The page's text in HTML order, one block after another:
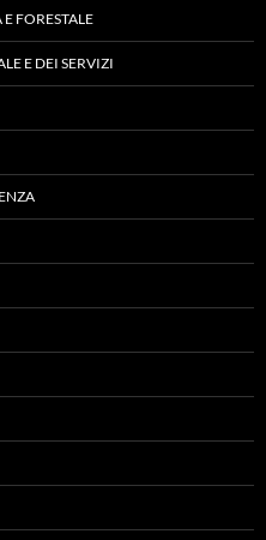
FORESTALE
E DEI SERVIZI